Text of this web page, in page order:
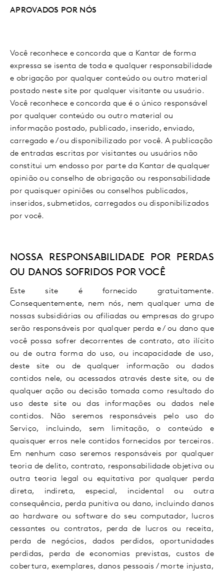
APROVADOS POR NÓS
Você reconhece e concorda que a Kantar de forma
expressa se isenta de toda e qualquer responsabilidade
e obrigação por qualquer conteúdo ou outro material
postado neste site por qualquer visitante ou usuário.
Você reconhece e concorda que é o único responsável
por qualquer conteúdo ou outro material ou
informação postado, publicado, inserido, enviado,
carregado e / ou disponibilizado por você. A publicação
de entradas escritas por visitantes ou usuários não
constitui um endosso por parte da Kantar de qualquer
opinião ou conselho de obrigação ou responsabilidade
por quaisquer opiniões ou conselhos publicados,
inseridos, submetidos, carregados ou disponibilizados
por você.
NOSSA RESPONSABILIDADE POR PERDAS
OU DANOS SOFRIDOS POR VOCÊ
Este site é fornecido gratuitamente.
Consequentemente, nem nós, nem qualquer uma de
nossas subsidiárias ou afiliadas ou empresas do grupo
serão responsáveis por qualquer perda e / ou dano que
você possa sofrer decorrentes de contrato, ato ilícito
ou de outra forma do uso, ou incapacidade de uso,
deste site ou de qualquer informação ou dados
contidos nele, ou acessados através deste site, ou de
qualquer ação ou decisão tomada como resultado do
uso deste site ou das informações ou dados nele
contidos. Não seremos responsáveis pelo uso do
Serviço, incluindo, sem limitação, o conteúdo e
quaisquer erros nele contidos fornecidos por terceiros.
Em nenhum caso seremos responsáveis por qualquer
teoria de delito, contrato, responsabilidade objetiva ou
outra teoria legal ou equitativa por qualquer perda
direta, indireta, especial, incidental ou outra
consequência, perda punitiva ou dano, incluindo danos
ao hardware ou software do seu computador, lucros
cessantes ou contratos, perda de lucros ou receita,
perda de negócios, dados perdidos, oportunidades
perdidas, perda de economias previstas, custos de
cobertura, exemplares, danos pessoais / morte injusta,